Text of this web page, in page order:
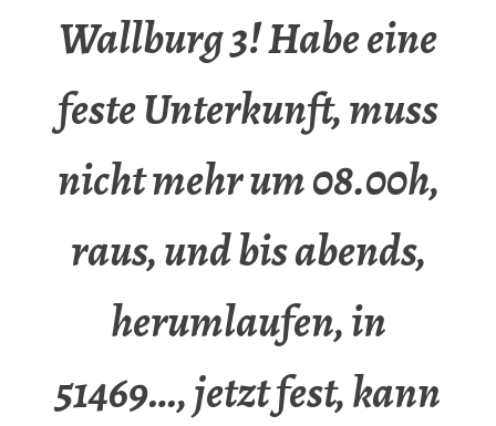
Wallburg 3! Habe eine
feste Unterkunft, muss
nicht mehr um 08.00h,
raus, und bis abends,
herumlaufen, in
51469…, jetzt fest, kann